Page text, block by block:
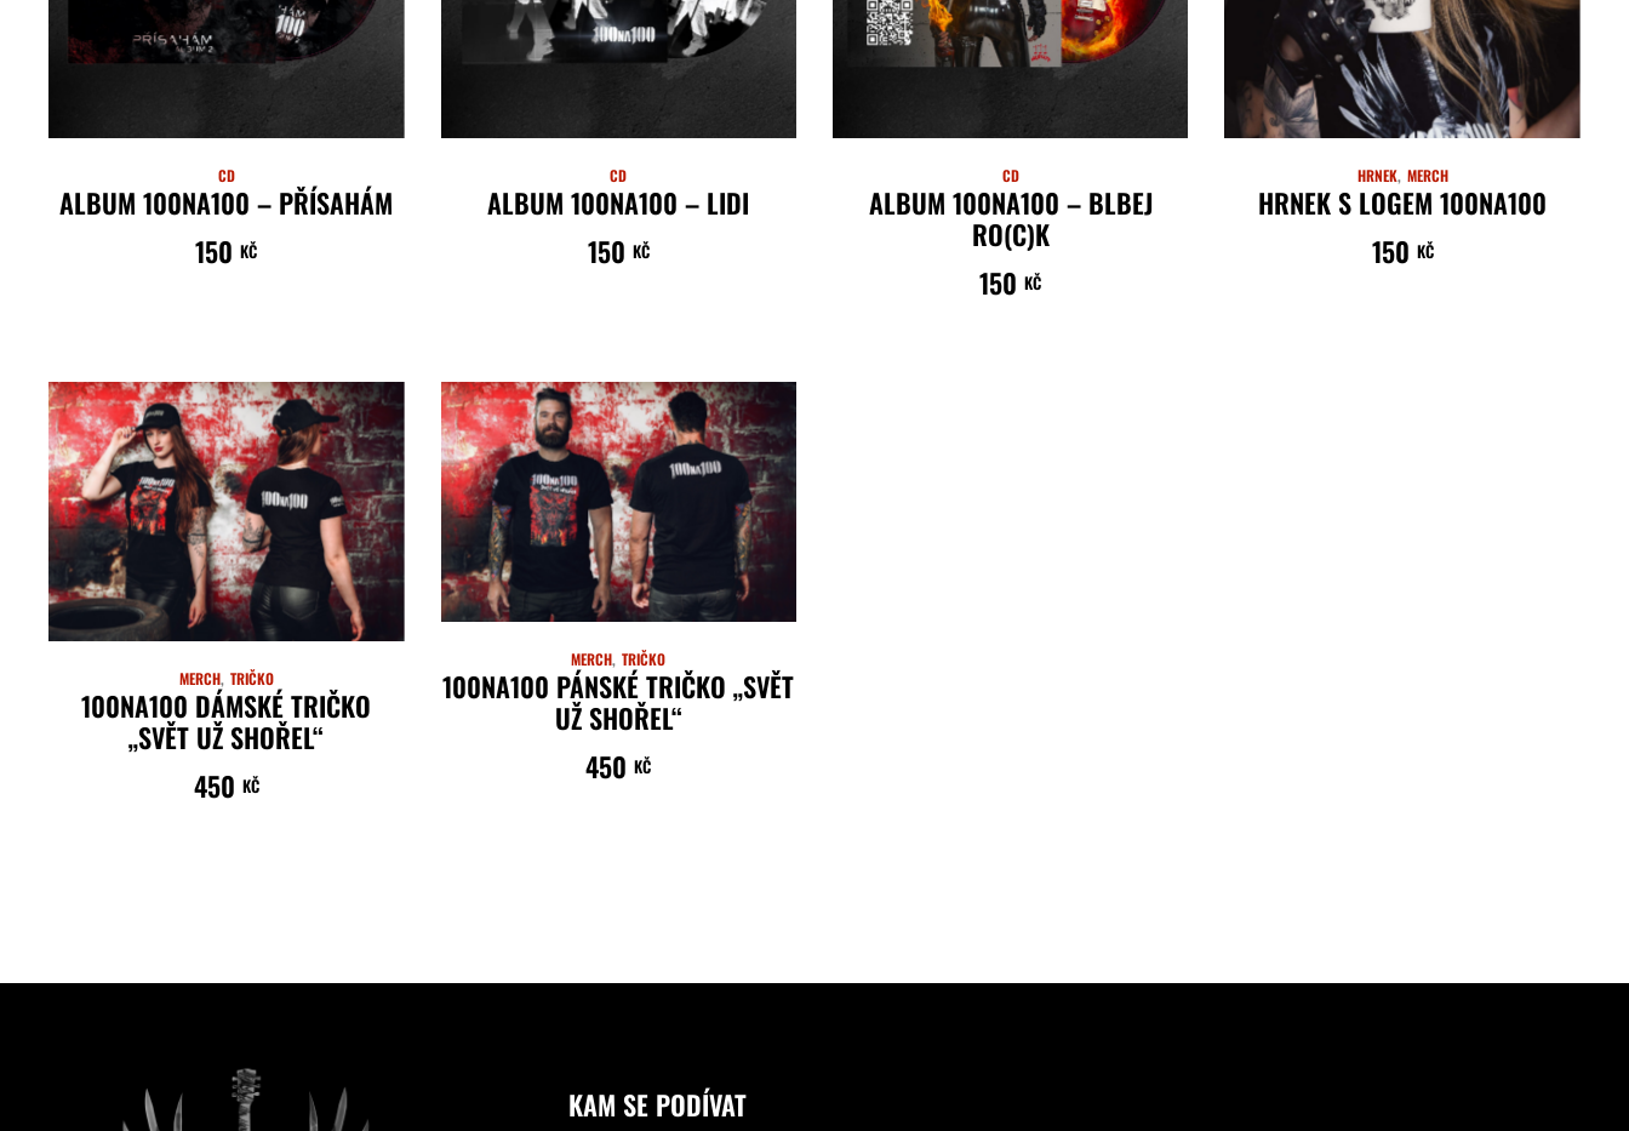
CD
ALBUM 100NA100 – PŘÍSAHÁM
150KČ
CD
ALBUM 100NA100 – LIDI
150 KČ
CD
ALBUM 100NA100 – BLBEJ
RO(C)K
150KČ
HRNEK MERCH
HRNEK S LOGEM 100NA100
150 KČ
MERCH TRIČKO
100NA100 DÁMSKÉ TRIČKO
„SVĚT UŽ SHOŘEL“
450 KČ
MERCH TRIČKO
100NA100 PÁNSKÉ TRIČKO „SVĚT
UŽ SHOŘEL“
450KČ
KAM SE PODÍVAT